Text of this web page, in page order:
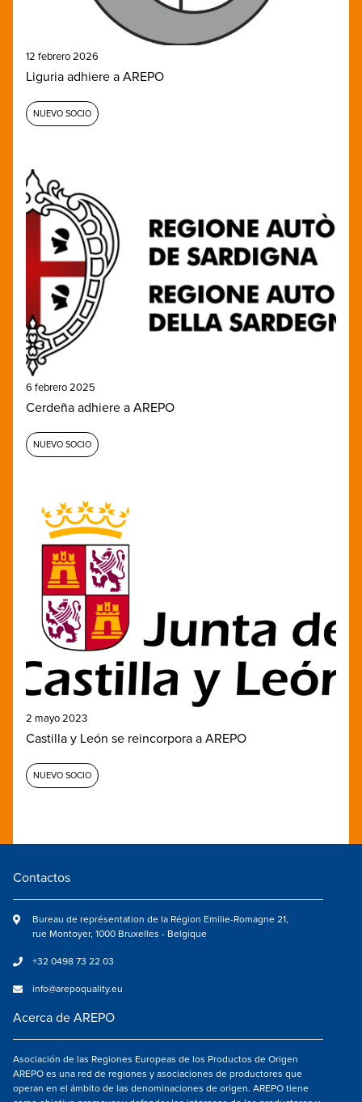
12 febrero 2026
Liguria adhiere a AREPO
NUEVO SOCIO
6 febrero 2025
Cerdeña adhiere a AREPO
NUEVO SOCIO
2 mayo 2023
Castilla y León se reincorpora a AREPO
NUEVO SOCIO
Contactos
Bureau de représentation de la Région Emilie-Romagne 21,
rue Montoyer, 1000 Bruxelles - Belgique
+32 0498 73 22 03
info@arepoquality.eu
Acerca de AREPO
Asociación de las Regiones Europeas de los Productos de Origen
AREPO es una red de regiones y asociaciones de productores que
operan en el ámbito de las denominaciones de origen. AREPO tiene